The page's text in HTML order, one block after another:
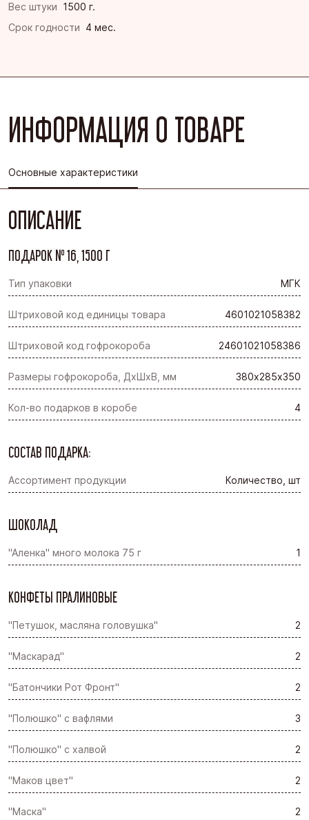
Вес штуки 1500 г.
Срок годности 4 мес.
ИНФОРМАЦИЯ О ТОВАРЕ
Основные характеристики
ОПИСАНИЕ
ПОДАРОК № 16, 1500 Г
Тип упаковки МГК
Штриховой код единицы товара 4601021058382
Штриховой код гофрокороба 24601021058386
Размеры гофрокороба, ДхШхВ, мм 380х285х350
Кол-во подарков в коробе 4
СОСТАВ ПОДАРКА:
Ассортимент продукции Количество, шт
ШОКОЛАД
"Аленка" много молока 75 г 1
КОНФЕТЫ ПРАЛИНОВЫЕ
"Петушок, масляна головушка" 2
"Маскарад" 2
"Батончики Рот Фронт" 2
"Полюшко" с вафлями 3
"Полюшко" с халвой 2
"Маков цвет" 2
"Маска" 2